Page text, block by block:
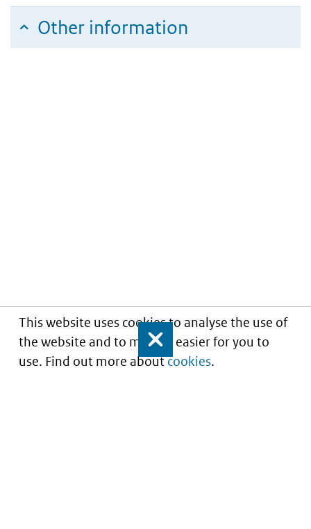
This website uses cookies to analyse the use of
the website and to make it easier for you to
use. Find out more aboutcookies.
Close
Other information